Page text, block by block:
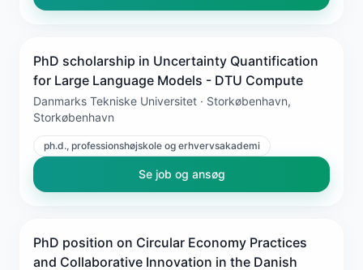
PhD scholarship in Uncertainty Quantification
for Large Language Models - DTU Compute
Danmarks Tekniske Universitet · Storkøbenhavn,
Storkøbenhavn
ph.d., professionshøjskole og erhvervsakademi
Se job og ansøg
PhD position on Circular Economy Practices
and Collaborative Innovation in the Danish